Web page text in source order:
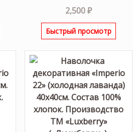
2,500₽
Быстрый просмотр